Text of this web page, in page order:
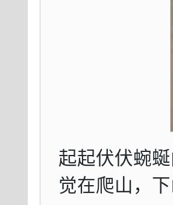
起起伏伏蜿
觉在爬山，